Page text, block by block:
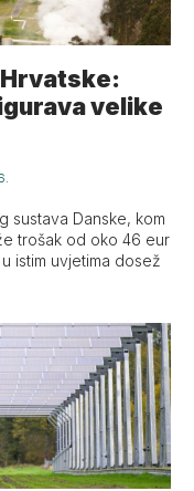
velike
sustava Danske, kom
trošak od oko 46 eur
istim uvjetima dosež